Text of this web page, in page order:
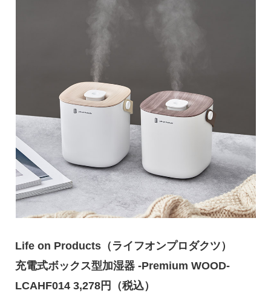
Life on Products（ライフオンプロダクツ）
充電式ボックス型加湿器 -Premium WOOD-
LCAHF014 3,278円（税込）